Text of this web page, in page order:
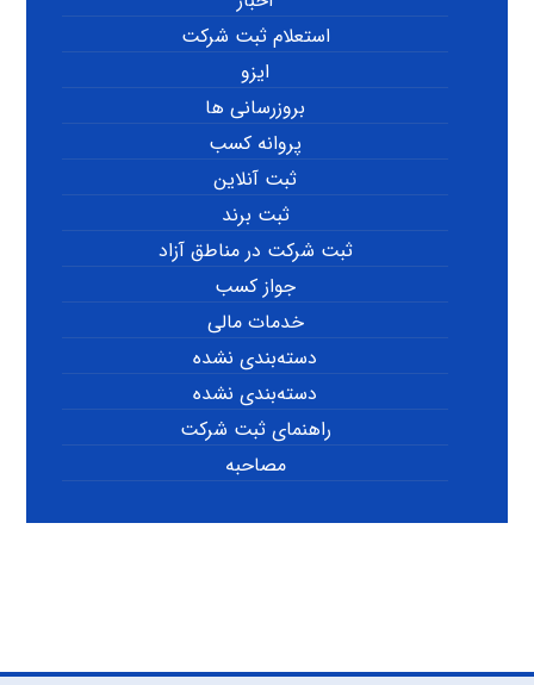
استعلام ثبت شرکت
ایزو
بروزرسانی ها
پروانه کسب
ثبت آنلاین
ثبت برند
ثبت شرکت در مناطق آزاد
جواز کسب
خدمات مالی
دسته‌بندی نشده
دسته‌بندی نشده
راهنمای ثبت شرکت
مصاحبه